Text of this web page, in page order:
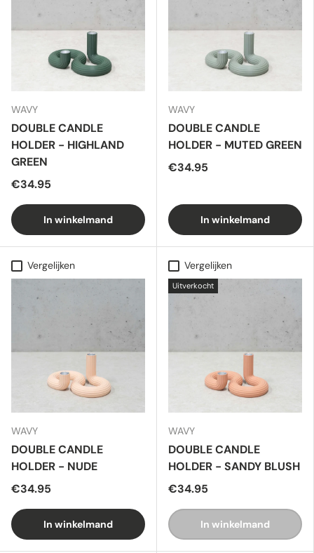
WAVY
DOUBLE CANDLE
HOLDER - HIGHLAND
GREEN
€34.95
In winkelmand
WAVY
DOUBLE CANDLE
HOLDER - MUTED GREEN
€34.95
In winkelmand
Vergelijken
WAVY
DOUBLE CANDLE
HOLDER - NUDE
€34.95
In winkelmand
Vergelijken
Uitverkocht
WAVY
DOUBLE CANDLE
HOLDER - SANDY BLUSH
€34.95
In winkelmand